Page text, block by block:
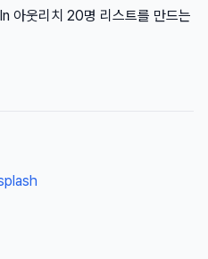
아웃리치 20명 리스트를 만드는